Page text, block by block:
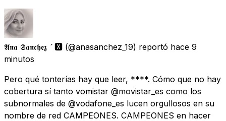
𝕬𝖓𝖆 𝕾𝖆𝖓𝖈𝖍𝖊𝖟  🆇 (@anasanchez_19) reportó hace 9
minutos
Pero qué tonterías hay que leer, ****. Cómo que no hay
cobertura sí tanto vomistar @movistar_es como los
subnormales de @vodafone_es lucen orgullosos en su
nombre de red CAMPEONES. CAMPEONES en hacer